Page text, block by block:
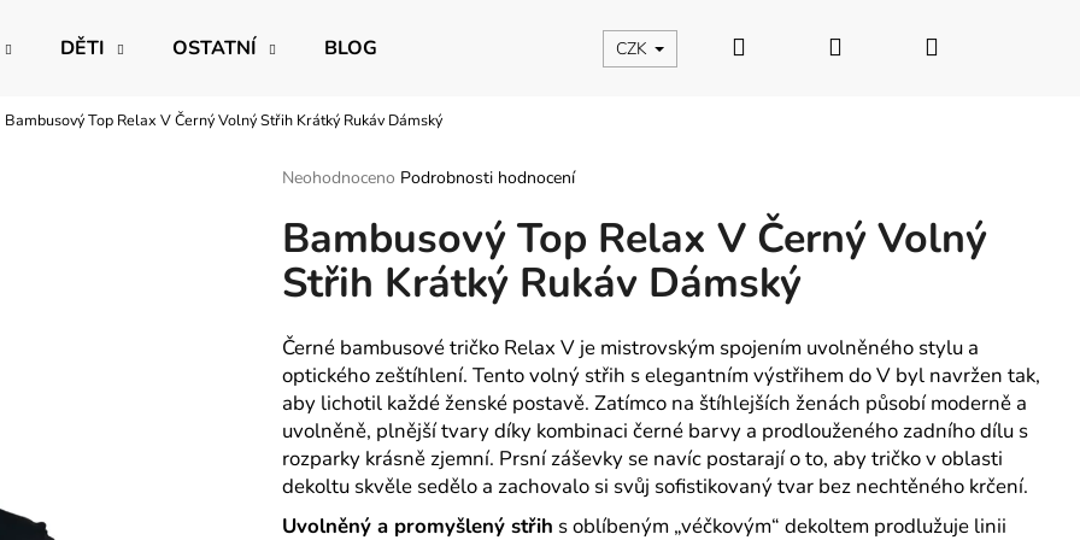
DĚTI OSTATNÍ BLOG CZK Hledat PřihlášeníNákupní
Bambusový Top Relax V Černý Volný Střih Krátký Rukáv Dámský
Průměrné
produktu
je
0,0
z
hvězdiček.
Neohodnoceno Podrobnosti hodnocení
Bambusový Top Relax V Černý Volný
Střih Krátký Rukáv Dámský
Černé bambusové tričko Relax V je mistrovským spojením uvolněného stylu a
optického zeštíhlení. Tento volný střih s elegantním výstřihem do V byl navržen tak,
aby lichotil každé ženské postavě. Zatímco na štíhlejších ženách působí moderně a
uvolněně, plnější tvary díky kombinaci černé barvy a prodlouženého zadního dílu s
rozparky krásně zjemní. Prsní záševky se navíc postarají o to, aby tričko v oblasti
dekoltu skvěle sedělo a zachovalo si svůj sofistikovaný tvar bez nechtěného krčení.
Uvolněný a promyšlený střih s oblíbeným „véčkovým“ dekoltem prodlužuje linii
Co potřebujete najít?
HLEDAT